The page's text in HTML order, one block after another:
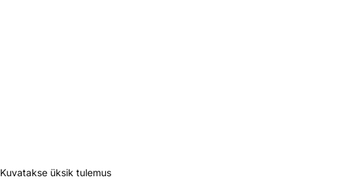
Kuvatakse üksik tulemus